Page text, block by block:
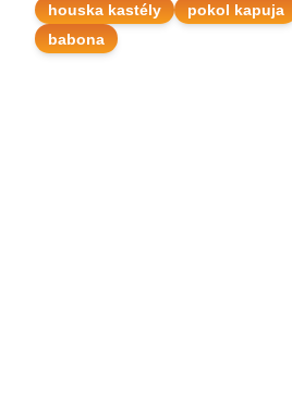
houska kastély pokol kapuja
babona